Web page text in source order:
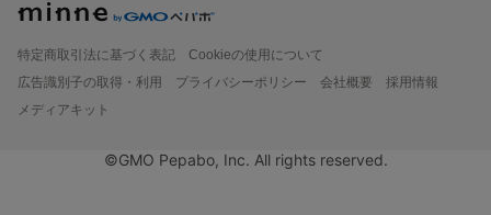
特定商取引法に基づく表記
Cookieの使用について
広告識別子の取得・利用
プライバシーポリシー 会社概要
採用情報
メディアキット
©GMO Pepabo, Inc. All rights reserved.